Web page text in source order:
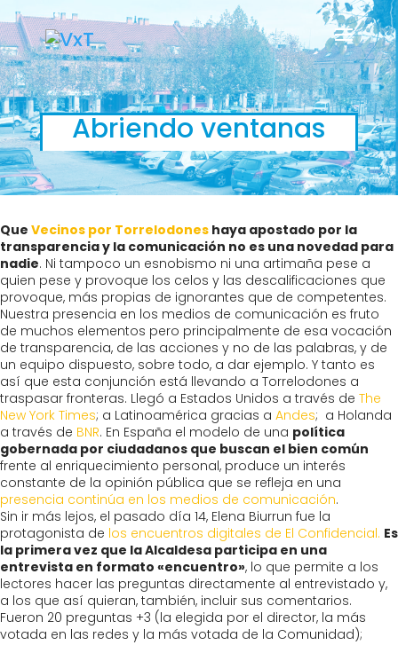
Abriendo ventanas
Que Vecinos por Torrelodones haya apostado por la
transparencia y la comunicación no es una novedad para
nadie. Ni tampoco un esnobismo ni una artimaña pese a
quien pese y provoque los celos y las descalificaciones que
provoque, más propias de ignorantes que de competentes.
Nuestra presencia en los medios de comunicación es fruto
de muchos elementos pero principalmente de esa vocación
de transparencia, de las acciones y no de las palabras, y de
un equipo dispuesto, sobre todo, a dar ejemplo. Y tanto es
así que esta conjunción está llevando a Torrelodones a
traspasar fronteras. Llegó a Estados Unidos a través de The
New York Times; a Latinoamérica gracias a Andes; a Holanda
a través de BNR. En España el modelo de una política
gobernada por ciudadanos que buscan el bien común
frente al enriquecimiento personal, produce un interés
constante de la opinión pública que se refleja en una
presencia continúa en los medios de comunicación.
Sin ir más lejos, el pasado día 14, Elena Biurrun fue la
protagonista de los encuentros digitales de El Confidencial. Es
la primera vez que la Alcaldesa participa en una
entrevista en formato «encuentro», lo que permite a los
lectores hacer las preguntas directamente al entrevistado y,
a los que así quieran, también, incluir sus comentarios.
Fueron 20 preguntas +3 (la elegida por el director, la más
votada en las redes y la más votada de la Comunidad);